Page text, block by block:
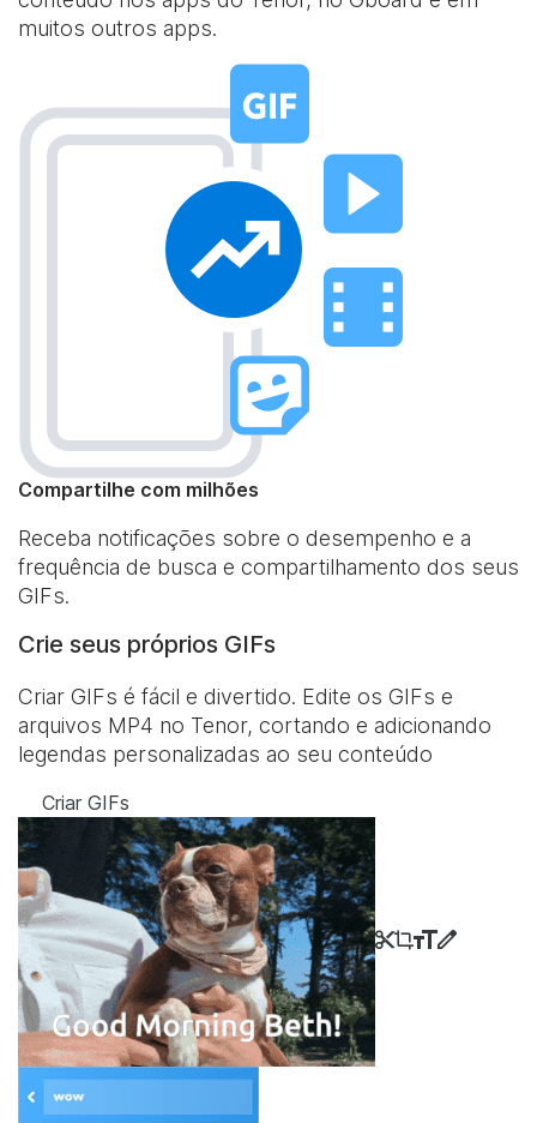
muitos outros apps.
Compartilhe com milhões
Receba notificações sobre o desempenho e a
frequência de busca e compartilhamento dos seus
GIFs.
Crie seus próprios GIFs
Criar GIFs é fácil e divertido. Edite os GIFs e
arquivos MP4 no Tenor, cortando e adicionando
legendas personalizadas ao seu conteúdo
Criar GIFs